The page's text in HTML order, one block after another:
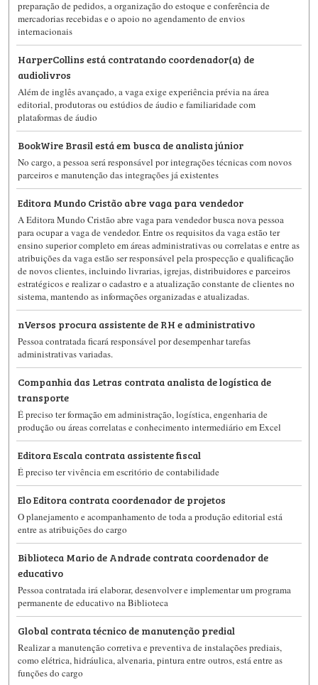
preparação de pedidos, a organização do estoque e conferência de
mercadorias recebidas e o apoio no agendamento de envios
internacionais
HarperCollins está contratando coordenador(a) de
audiolivros
Além de inglês avançado, a vaga exige experiência prévia na área
editorial, produtoras ou estúdios de áudio e familiaridade com
plataformas de áudio
BookWire Brasil está em busca de analista júnior
No cargo, a pessoa será responsável por integrações técnicas com novos
parceiros e manutenção das integrações já existentes
Editora Mundo Cristão abre vaga para vendedor
A Editora Mundo Cristão abre vaga para vendedor busca nova pessoa
para ocupar a vaga de vendedor. Entre os requisitos da vaga estão ter
ensino superior completo em áreas administrativas ou correlatas e entre as
atribuições da vaga estão ser responsável pela prospecção e qualificação
de novos clientes, incluindo livrarias, igrejas, distribuidores e parceiros
estratégicos e realizar o cadastro e a atualização constante de clientes no
sistema, mantendo as informações organizadas e atualizadas.
nVersos procura assistente de RH e administrativo
Pessoa contratada ficará responsável por desempenhar tarefas
administrativas variadas.
Companhia das Letras contrata analista de logística de
transporte
É preciso ter formação em administração, logística, engenharia de
produção ou áreas correlatas e conhecimento intermediário em Excel
Editora Escala contrata assistente fiscal
É preciso ter vivência em escritório de contabilidade
Elo Editora contrata coordenador de projetos
O planejamento e acompanhamento de toda a produção editorial está
entre as atribuições do cargo
Biblioteca Mario de Andrade contrata coordenador de
educativo
Pessoa contratada irá elaborar, desenvolver e implementar um programa
permanente de educativo na Biblioteca
Global contrata técnico de manutenção predial
Realizar a manutenção corretiva e preventiva de instalações prediais,
como elétrica, hidráulica, alvenaria, pintura entre outros, está entre as
funções do cargo